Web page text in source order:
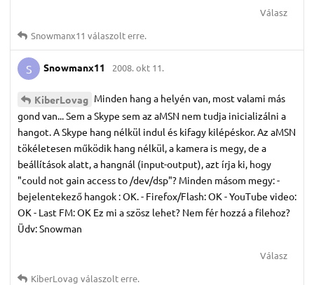
Válasz
Snowmanx11 válaszolt erre.
S Snowmanx11 2008. okt 11.
KiberLovag Minden hang a helyén van, most valami más
gond van... Sem a Skype sem az aMSN nem tudja inicializálni a
hangot. A Skype hang nélkül indul és kifagy kilépéskor. Az aMSN
tökéletesen működik hang nélkül, a kamera is megy, de a
beállítások alatt, a hangnál (input-output), azt írja ki, hogy
"could not gain access to /dev/dsp"? Minden másom megy: -
bejelentekező hangok : OK. - Firefox/Flash: OK - YouTube video:
OK - Last FM: OK Ez mi a szösz lehet? Nem fér hozzá a filehoz?
Üdv: Snowman
Válasz
KiberLovag válaszolt erre.